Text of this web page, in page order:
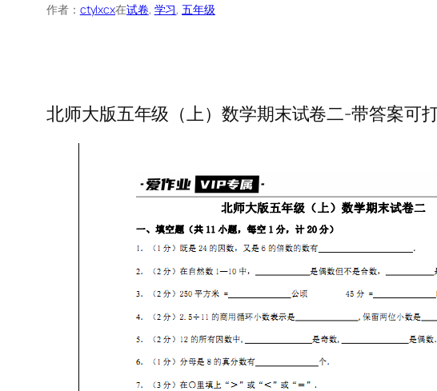
作者： ctylxcx在试卷, 学习, 五年级
北师大版五年级（上）数学期末试卷二-带答案可